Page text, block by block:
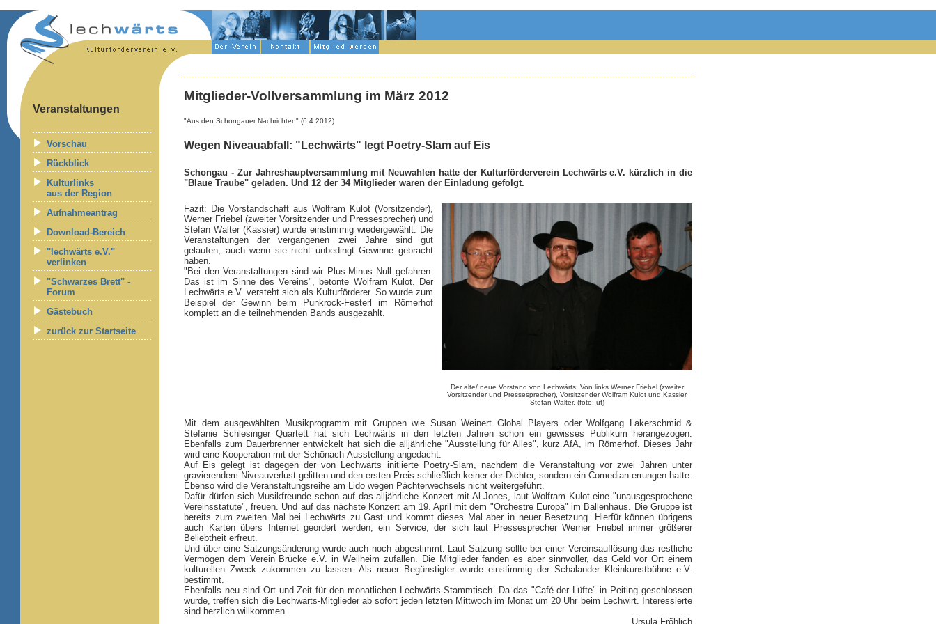
Veranstaltungen
Vorschau
Rückblick
Kulturlinks
aus der Region
Aufnahmeantrag
Download-Bereich
"lechwärts e.V."
verlinken
"Schwarzes Brett" -
Forum
Gästebuch
zurück zur Startseite
Mitglieder-Vollversammlung im März 2012
"Aus den Schongauer Nachrichten" (6.4.2012)
Wegen Niveauabfall: "Lechwärts" legt Poetry-Slam auf Eis
Schongau - Zur Jahreshauptversammlung mit Neuwahlen hatte der Kulturförderverein Lechwärts e.V. kürzlich in die
"Blaue Traube" geladen. Und 12 der 34 Mitglieder waren der Einladung gefolgt.
Fazit: Die Vorstandschaft aus Wolfram Kulot (Vorsitzender),
Werner Friebel (zweiter Vorsitzender und Pressesprecher) und
Stefan Walter (Kassier) wurde einstimmig wiedergewählt. Die
Veranstaltungen der vergangenen zwei Jahre sind gut
gelaufen, auch wenn sie nicht unbedingt Gewinne gebracht
haben.
"Bei den Veranstaltungen sind wir Plus-Minus Null gefahren.
Das ist im Sinne des Vereins", betonte Wolfram Kulot. Der
Lechwärts e.V. versteht sich als Kulturförderer. So wurde zum
Beispiel der Gewinn beim Punkrock-Festerl im Römerhof
komplett an die teilnehmenden Bands ausgezahlt.
Der alte/ neue Vorstand von Lechwärts: Von links Werner Friebel (zweiter
Vorsitzender und Pressesprecher), Vorsitzender Wolfram Kulot und Kassier
Stefan Walter. (foto: uf)
Mit dem ausgewählten Musikprogramm mit Gruppen wie Susan Weinert Global Players oder Wolfgang Lakerschmid &
Stefanie Schlesinger Quartett hat sich Lechwärts in den letzten Jahren schon ein gewisses Publikum herangezogen.
Ebenfalls zum Dauerbrenner entwickelt hat sich die alljährliche "Ausstellung für Alles", kurz AfA, im Römerhof. Dieses Jahr
wird eine Kooperation mit der Schönach-Ausstellung angedacht.
Auf Eis gelegt ist dagegen der von Lechwärts initiierte Poetry-Slam, nachdem die Veranstaltung vor zwei Jahren unter
gravierendem Niveauverlust gelitten und den ersten Preis schließlich keiner der Dichter, sondern ein Comedian errungen hatte.
Ebenso wird die Veranstaltungsreihe am Lido wegen Pächterwechsels nicht weitergeführt.
Dafür dürfen sich Musikfreunde schon auf das alljährliche Konzert mit Al Jones, laut Wolfram Kulot eine "unausgesprochene
Vereinsstatute", freuen. Und auf das nächste Konzert am 19. April mit dem "Orchestre Europa" im Ballenhaus. Die Gruppe ist
bereits zum zweiten Mal bei Lechwärts zu Gast und kommt dieses Mal aber in neuer Besetzung. Hierfür können übrigens
auch Karten übers Internet geordert werden, ein Service, der sich laut Pressesprecher Werner Friebel immer größerer
Beliebtheit erfreut.
Und über eine Satzungsänderung wurde auch noch abgestimmt. Laut Satzung sollte bei einer Vereinsauflösung das restliche
Vermögen dem Verein Brücke e.V. in Weilheim zufallen. Die Mitglieder fanden es aber sinnvoller, das Geld vor Ort einem
kulturellen Zweck zukommen zu lassen. Als neuer Begünstigter wurde einstimmig der Schalander Kleinkunstbühne e.V.
bestimmt.
Ebenfalls neu sind Ort und Zeit für den monatlichen Lechwärts-Stammtisch. Da das "Café der Lüfte" in Peiting geschlossen
wurde, treffen sich die Lechwärts-Mitglieder ab sofort jeden letzten Mittwoch im Monat um 20 Uhr beim Lechwirt. Interessierte
sind herzlich willkommen.
Ursula Fröhlich